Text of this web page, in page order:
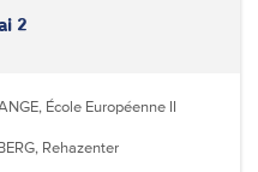
2
École Européenne II
Rehazenter